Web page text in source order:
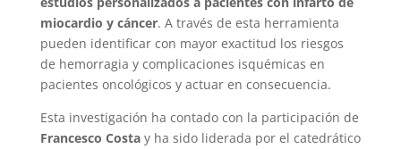
miocardio y cáncer. A través de esta herramienta
pueden identificar con mayor exactitud los riesgos
de hemorragia y complicaciones isquémicas en
pacientes oncológicos y actuar en consecuencia.
Esta investigación ha contado con la participación de
Francesco Costay ha sido liderada por el catedrático